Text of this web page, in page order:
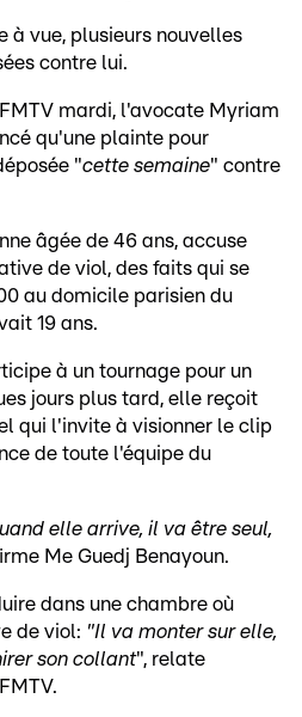
à vue, plusieurs nouvelles
contre lui.
mardi, l'avocate Myriam
qu'une plainte pour
"cette semaine" contre
âgée de 46 ans, accuse
de viol, des faits qui se
au domicile parisien du
19 ans.
à un tournage pour un
jours plus tard, elle reçoit
qui l'invite à visionner le clip
de toute l'équipe du
elle arrive, il va être seul,
Me Guedj Benayoun.
dans une chambre où
de viol: "Il va monter sur elle,
son collant", relate